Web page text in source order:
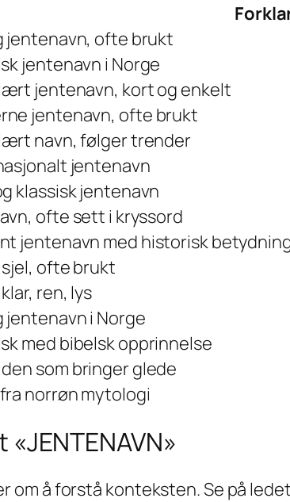
jentenavn, ofte brukt
jentenavn i Norge
jentenavn, kort og enkelt
jentenavn, ofte brukt
navn, følger trender
jentenavn
klassisk jentenavn
ofte sett i kryssord
jentenavn med historisk
ofte brukt
ren, lys
jentenavn i Norge
med bibelsk opprinnelse
som bringer glede
norrøn mytologi
å forstå konteksten. Se på